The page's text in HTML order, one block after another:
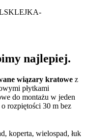
SKLEJKA-
najlepiej.
wiązary kratowe z
płytkami
do montażu w jeden
rozpiętości 30 m bez
koperta, wielospad, łuk